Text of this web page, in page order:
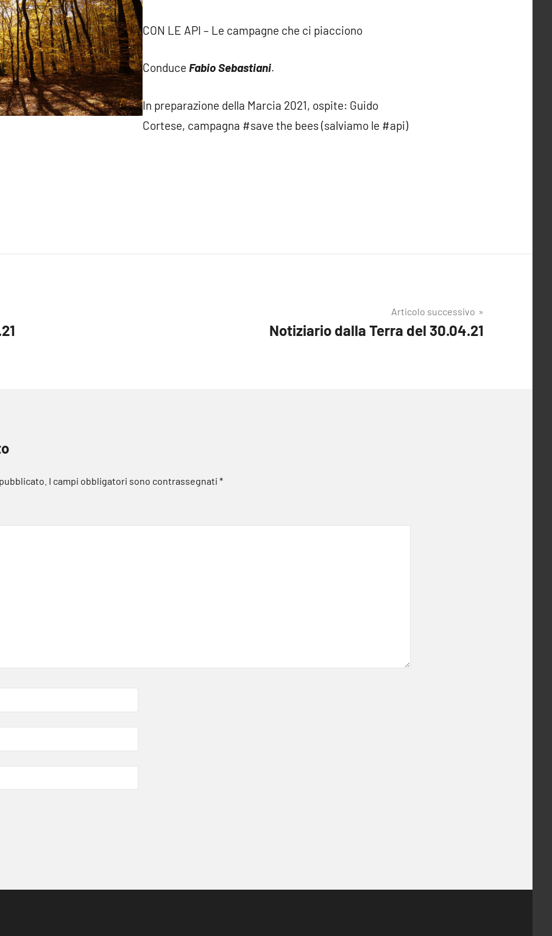
CON LE API – Le campagne che ci piacciono
Conduce Fabio Sebastiani.
In preparazione della Marcia 2021, ospite: Guido
Cortese, campagna #save the bees (salviamo le #api)
Articolo successivo
Notiziario dalla Terra del 30.04.21
I campi obbligatori sono contrassegnati *